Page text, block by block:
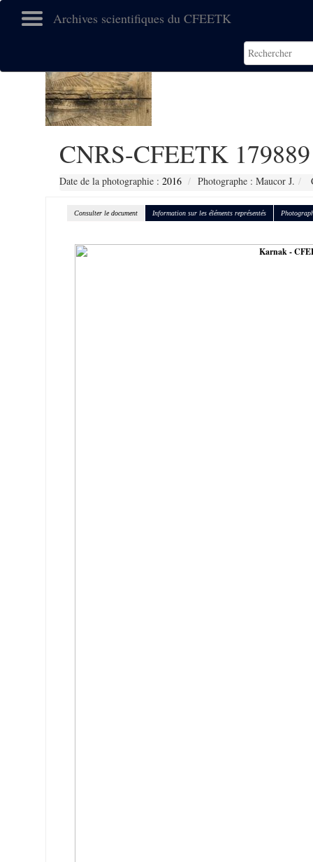
Archives scientifiques du CFEETK
CNRS-CFEETK 179889
Date de la photographie : 2016 Photographe : Maucor J.
Consulter le document Information sur les éléments représentés